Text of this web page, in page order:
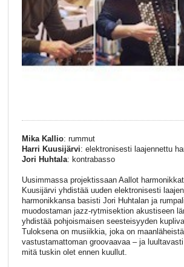
Mika Kallio: rummut
Harri Kuusijärvi: elektronisesti laajennettu
Jori Huhtala: kontrabasso
Uusimmassa projektissaan Aallot
Kuusijärvi yhdistää uuden elektronisesti
harmonikkansa basisti Jori Huhtalan ja
muodostaman jazz-rytmisektion akustiseen
yhdistää pohjoismaisen seesteisyyden
Tuloksena on musiikkia, joka on
vastustamattoman groovaavaa – ja
mitä tuskin olet ennen kuullut.